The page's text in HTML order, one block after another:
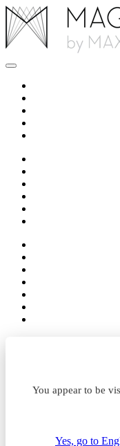
You appear to be
Yes, go to
Panattoni buduje
Panattoni